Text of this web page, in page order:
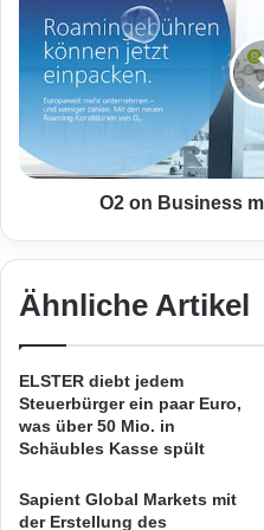
Quelle: „obs/
Die Übernahme
Werberiesen
n
i
p
u
P
a
r
c
o
u
r
i
m
B
i
n
i
E
U
-
R
o
m
i
O2 on Business
Ähnliche Artikel
ELSTER diebt jedem
Steuerbürger ein paar Euro,
was über 50 Mio. in
Schäubles Kasse spült
Sapient Global Markets mit
der Erstellung des